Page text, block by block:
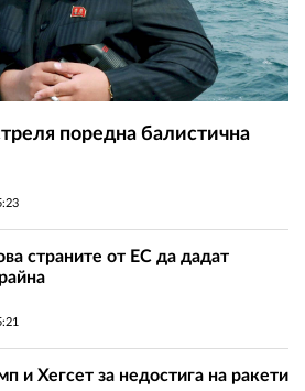
поредна балистична
страните от ЕС да дадат
и Хегсет за недостига на ракети